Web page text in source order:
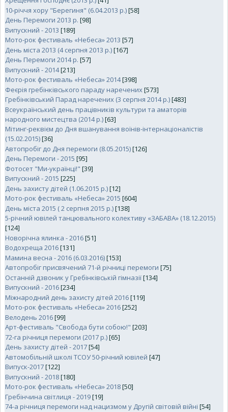
10-річчя хору "Берегиня" (6.04.2013 р.)[58]
День Перемоги 2013 р. [98]
Випускний - 2013 [189]
Мото-рок фестиваль «Небеса» 2013 [57]
День міста 2013 (4 серпня 2013 р.)[167]
День Перемоги 2014 р. [57]
Випускний - 2014[213]
Мото-рок фестиваль «Небеса» 2014[398]
Феєрія гребінківського параду наречених[573]
Гребінківський Парад наречених (3 серпня 2014 р.)[483]
Всеукраїнський день працівників культури та аматорів
народного мистецтва (2014 р.)[63]
Мітинг-реквієм до Дня вшанування воїнів-інтернаціоналістів
(15.02.2015)[36]
Автопробіг до Дня перемоги (8.05.2015)[126]
День Перемоги - 2015 [95]
Фотосет "Ми-українці!" [39]
Випускний - 2015 [225]
День захисту дітей (1.06.2015 р.)[12]
Мото-рок фестиваль «Небеса» 2015 [604]
День міста 2015 ( 2 серпня 2015 р.)[138]
5-річний ювілей танцювального колективу «ЗАБАВА» (18.12.2015)
[124]
Новорічна ялинка - 2016[51]
Водохреща 2016[131]
Мамина весна - 2016 (6.03.2016)[153]
Автопробіг присвячений 71-й річниці перемоги [75]
Останній дзвоник у Гребінківській гімназії[134]
Випускний - 2016[234]
Міжнародний день захисту дітей 2016[119]
Мото-рок фестиваль «Небеса» 2016[252]
Велодень 2016[99]
Арт-фестиваль "Свобода бути собою!" [203]
72-га річниця перемоги (2017 р.)[65]
День захисту дітей - 2017[54]
Автомобільній школі ТСОУ 50-річний ювілей [47]
Випуск-2017[122]
Випускний - 2018[180]
Мото-рок фестиваль «Небеса» 2018[50]
Гребінчина світлиця - 2019[19]
74-а річниця перемоги над нацизмом у Другій світовій війні [54]